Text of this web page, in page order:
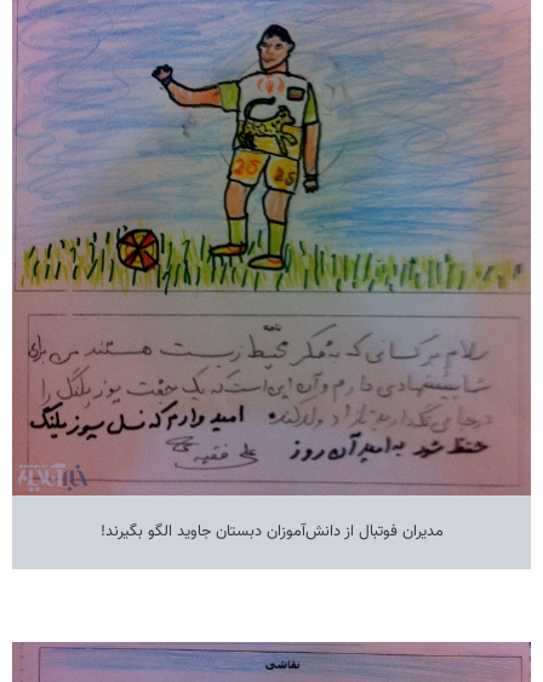
مدیران فوتبال از دانش‌آموزان دبستان جاوید الگو بگیرند!